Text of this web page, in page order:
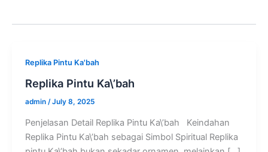
Replika Pintu Ka'bah
Replika Pintu Ka\’bah
admin /July 8, 2025
Penjelasan Detail Replika Pintu Ka\’bah Keindahan
Replika Pintu Ka\’bah sebagai Simbol Spiritual Replika